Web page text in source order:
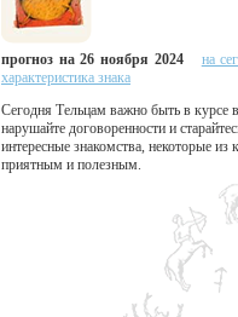
прогноз на 26 ноября 2024
на
характеристика знака
Сегодня Тельцам важно быть в курсе
нарушайте договоренности и
интересные знакомства, некоторые
приятным и полезным.